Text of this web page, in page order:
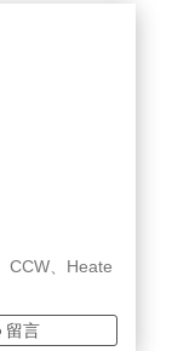
CCW、Heate
留言